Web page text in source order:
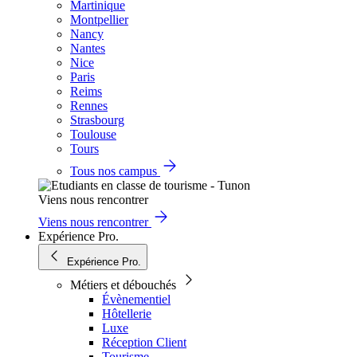
Martinique
Montpellier
Nancy
Nantes
Nice
Paris
Reims
Rennes
Strasbourg
Toulouse
Tours
Tous nos campus
Viens nous rencontrer
Viens nous rencontrer
Expérience Pro.
Expérience Pro.
Métiers et débouchés
Évènementiel
Hôtellerie
Luxe
Réception Client